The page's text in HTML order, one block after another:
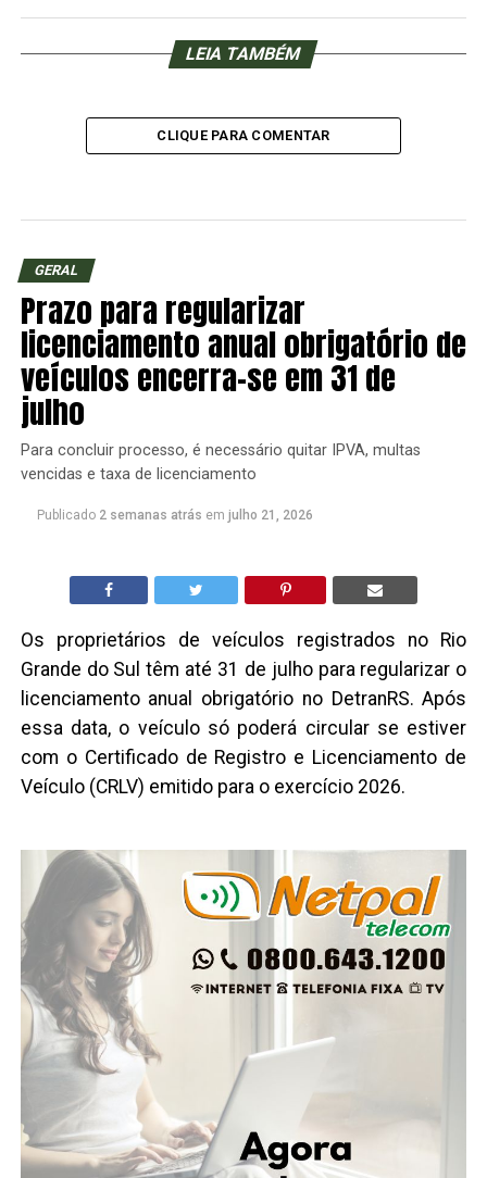
LEIA TAMBÉM
CLIQUE PARA COMENTAR
GERAL
Prazo para regularizar
licenciamento anual obrigatório de
veículos encerra-se em 31 de
julho
Para concluir processo, é necessário quitar IPVA, multas
vencidas e taxa de licenciamento
Publicado 2 semanas atrás em julho 21, 2026
Os proprietários de veículos registrados no Rio
Grande do Sul têm até 31 de julho para regularizar o
licenciamento anual obrigatório no DetranRS. Após
essa data, o veículo só poderá circular se estiver
com o Certificado de Registro e Licenciamento de
Veículo (CRLV) emitido para o exercício 2026.